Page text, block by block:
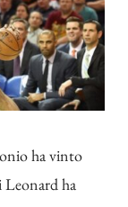
ha vinto
Leonard ha